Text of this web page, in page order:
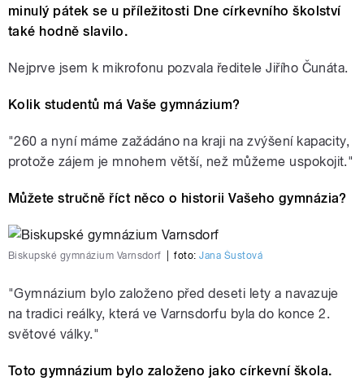
minulý pátek se u příležitosti Dne církevního školství
také hodně slavilo.
Nejprve jsem k mikrofonu pozvala ředitele Jiřího Čunáta.
Kolik studentů má Vaše gymnázium?
"260 a nyní máme zažádáno na kraji na zvýšení kapacity,
protože zájem je mnohem větší, než můžeme uspokojit."
Můžete stručně říct něco o historii Vašeho gymnázia?
Biskupské gymnázium Varnsdorf foto:Jana Šustová
"Gymnázium bylo založeno před deseti lety a navazuje
na tradici reálky, která ve Varnsdorfu byla do konce 2.
světové války."
Toto gymnázium bylo založeno jako církevní škola.